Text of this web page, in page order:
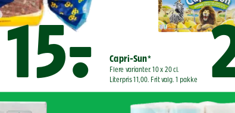
15,- Capri-Sun*
Flere varianter. 10 x 20 cl.
Literpris 11,00. Frit valg. 1 pakke